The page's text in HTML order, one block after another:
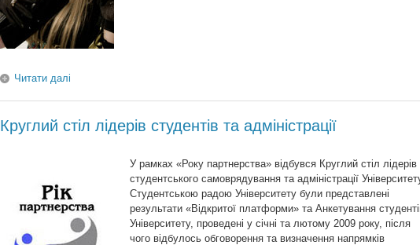
Читати далі
Круглий стіл лідерів студентів та адміністрації
У рамках «Року партнерства» відбувся Круглий стіл лідерів
студентського самоврядування та адміністрації
Студентською радою Університету були представлені
результати «Відкритої платформи» та Анкетування
Університету, проведені у січні та лютому 2009 року, після
чого відбулось обговорення та визначення напрямків